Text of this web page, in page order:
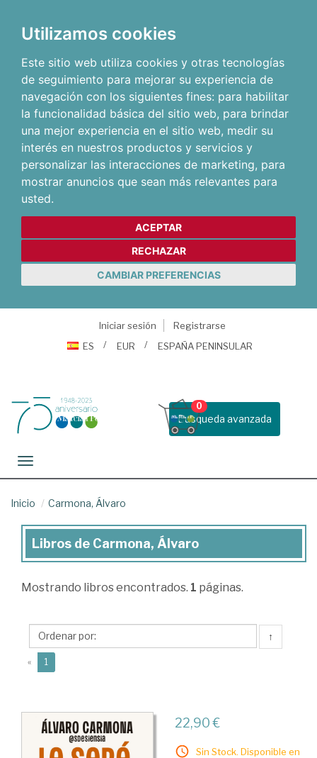
Utilizamos cookies
Este sitio web utiliza cookies y otras tecnologías
de seguimiento para mejorar su experiencia de
navegación con los siguientes fines: para habilitar
la funcionalidad básica del sitio web, para brindar
una mejor experiencia en el sitio web, medir su
interés en nuestros productos y servicios y
personalizar las interacciones de marketing, para
mostrar anuncios que sean más relevantes para
usted.
ACEPTAR
RECHAZAR
CAMBIAR PREFERENCIAS
Iniciar sesión
Registrarse
ES
EUR ESPAÑA PENINSULAR
Busqueda avanzada
0
Toggle navigation
Inicio Carmona, Álvaro
Libros
Carmona,
Libros de Carmona, Álvaro
Mostrando libros encontrados. 1 páginas.
↑
« 1
22,90 €
Sin Stock. Disponible en